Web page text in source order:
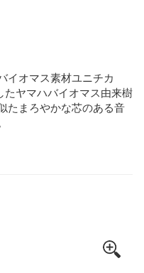
イオマス素材ユニチカ
たヤマハバイオマス由来樹
たまろやかな芯のある音